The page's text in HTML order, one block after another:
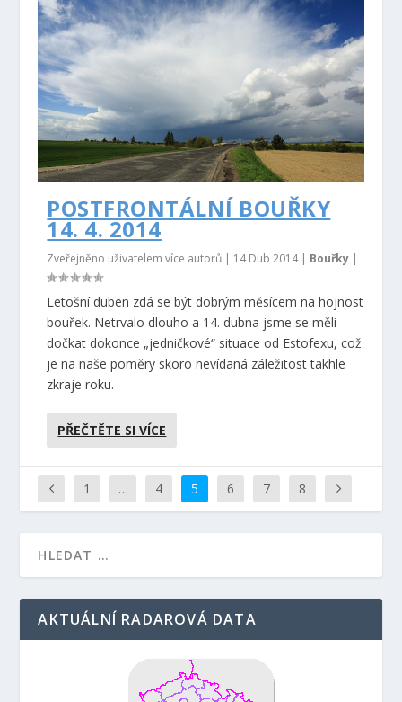
POSTFRONTÁLNÍ BOUŘKY
14. 4. 2014
Zveřejněno uživatelem více autorů | 14 Dub 2014| Bouřky |
Letošní duben zdá se být dobrým měsícem na hojnost
bouřek. Netrvalo dlouho a 14. dubna jsme se měli
dočkat dokonce „jedničkové“ situace od Estofexu, což
je na naše poměry skoro nevídaná záležitost takhle
zkraje roku.
PŘEČTĚTE SI VÍCE
1 … 4 5 6 7 8
AKTUÁLNÍ RADAROVÁ DATA